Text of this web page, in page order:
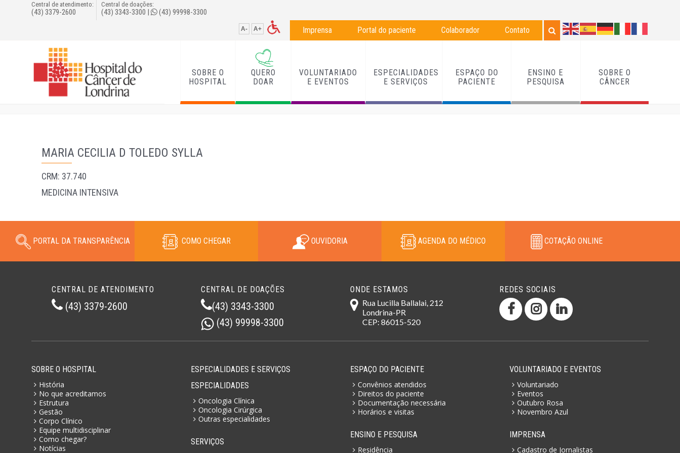
Central de atendimento:
(43) 3379-2600
Central de doações:
(43) 3343-3300 | (43) 99998-3300
Imprensa Portal do paciente Colaborador Contato
A- A+
SOBRE O
HOSPITAL
QUERO
DOAR
VOLUNTARIADO
E EVENTOS
ESPECIALIDADES
E SERVIÇOS
ESPAÇO DO
PACIENTE
ENSINO E
PESQUISA
SOBRE O
CÂNCER
MARIA CECILIA D TOLEDO SYLLA
CRM: 37.740
MEDICINA INTENSIVA
PORTAL DA TRANSPARÊNCIA COMO CHEGAR OUVIDORIA AGENDA DO MÉDICO COTAÇÃO ONLINE
CENTRAL DE ATENDIMENTO
(43) 3379-2600
CENTRAL DE DOAÇÕES
(43) 3343-3300
(43) 99998-3300
ONDE ESTAMOS
Rua Lucilla Ballalai, 212
Londrina-PR
CEP: 86015-520
REDES SOCIAIS
SOBRE O HOSPITAL
História
No que acreditamos
Estrutura
Gestão
Corpo Clínico
Equipe multidisciplinar
Como chegar?
Notícias
ESPECIALIDADES E SERVIÇOS
ESPECIALIDADES
Oncologia Clínica
Oncologia Cirúrgica
Outras especialidades
SERVIÇOS
ESPAÇO DO PACIENTE
Convênios atendidos
Direitos do paciente
Documentação necessária
Horários e visitas
ENSINO E PESQUISA
Residência
VOLUNTARIADO E EVENTOS
Voluntariado
Eventos
Outubro Rosa
Novembro Azul
IMPRENSA
Cadastro de Jornalistas